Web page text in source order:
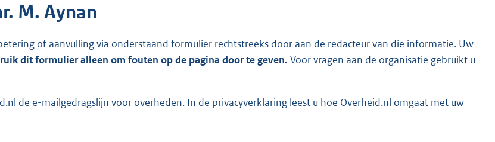
M. Aynan
of aanvulling via onderstaand formulier rechtstreeks door aan de redacteur van die informatie. Uw
dit formulier alleen om fouten op de pagina door te geven. Voor vragen aan de organisatie gebruikt u
de e-mailgedragslijn voor overheden. In de privacyverklaring leest u hoe Overheid.nl omgaat met uw